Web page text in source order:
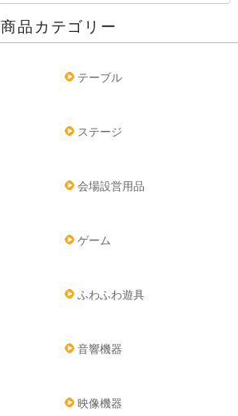
商品カテゴリー
テーブル
ステージ
会場設営用品
ゲーム
ふわふわ遊具
音響機器
映像機器